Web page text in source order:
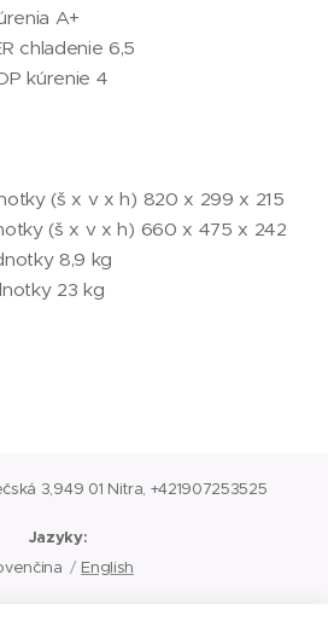
A+
chladenie 6,5
kúrenie 4
(š x v x h) 820 x 299 x 215
(š x v x h) 660 x 475 x 242
8,9 kg
23 kg
3,949 01 Nitra, +421907253525
Jazyky
English